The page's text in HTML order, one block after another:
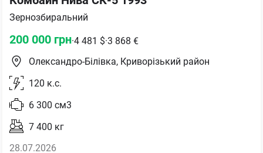
Зернозбиральний
200 000 грн·4 481 $·3 868 €
Олександро-Білівка, Криворізький район
120 к.с.
6 300 см3
7 400 кг
28.07.2026